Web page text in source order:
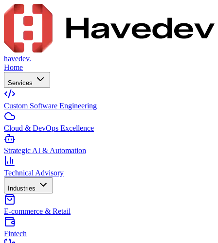
havedev.
Home
Services
Custom Software Engineering
Cloud & DevOps Excellence
Strategic AI & Automation
Technical Advisory
Industries
E-commerce & Retail
Fintech